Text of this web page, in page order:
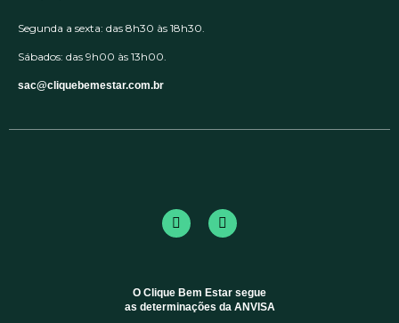
Segunda a sexta: das 8h30 às 18h30.
Sábados: das 9h00 às 13h00.
sac@cliquebemestar.com.br
O Clique Bem Estar segue
as determinações da ANVISA